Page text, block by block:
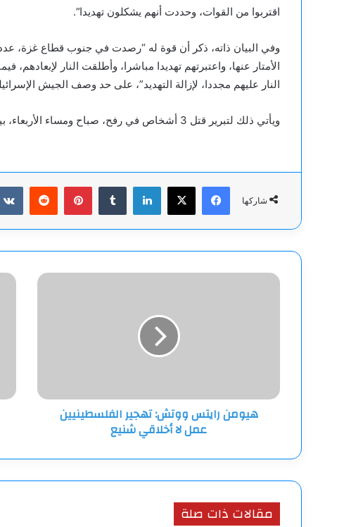
اقتربوا من القوات، وحددت أنهم يشكلون تهديدا”.
وفي البيان ذاته، ذكر أن قوة له “رصدت في جنوب قطاع غزة،
الأمتار عنها، واعتبرتهم تهديدا مباشرا، وأطلقت النار
النار عليهم مجددا، لإزالة التهديد”، على حد وصف الجيش
ويأتي ذلك لتبرير قتل 3 أشخاص في رفح، صباح ومساء الأربعاء، بينهم الطفل حمزة الهمص (13 عاما).
شاركها
فيسبوك
‫X لينكدإن بينتيريست
هيومن
شنيع
هيومن رايتس ووتش: تهجير الفلسطينيين
عمل لا أخلاقي شنيع
إعلام
مقالات ذات صلة